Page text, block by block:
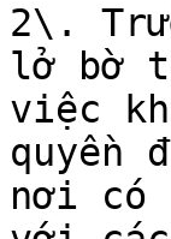
2\.
lở bờ
việc
quyền
nơi có